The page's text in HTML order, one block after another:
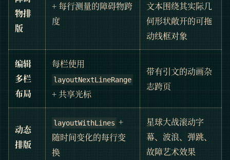
物排
版
+ 每行测量的障碍物跨
度
文本围绕其实际几
何形状敞开的可拖
动线框对象
编辑
多栏
布局
每栏使用
layoutNextLineRange
+ 共享光标
带有引文的动画杂
志跨页
动态
排版
layoutWithLines +
随时间变化的每行变
换
星球大战滚动字
幕、波浪、弹跳、
故障艺术效果